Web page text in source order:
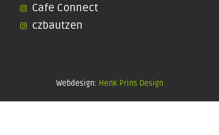
Cafe Connect
czbautzen
Webdesign: Henk Prins Design